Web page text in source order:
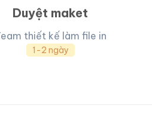
Duyệt maket
thiết kế làm file in
1-2 ngày